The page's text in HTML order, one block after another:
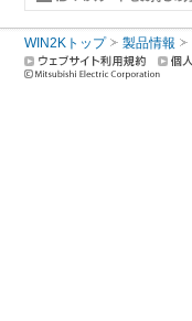
WIN2Kトップ 製品情報